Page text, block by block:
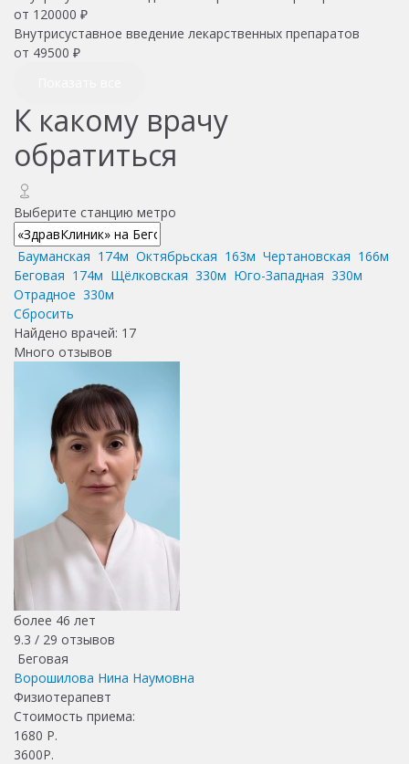
от 120000 ₽
Внутрисуставное введение лекарственных препаратов
от 49500 ₽
К какому врачу
обратиться
Выберите станцию метро
Бауманская 174м Октябрьская 163м Чертановская 166м
Беговая 174м Щёлковская 330м Юго-Западная 330м
Отрадное 330м
Сбросить
Найдено врачей: 17
Много отзывов
более 46 лет
9.3 / 29 отзывов
Беговая
Ворошилова Нина Наумовна
Физиотерапевт
Стоимость приема:
1680 Р.
3600Р.